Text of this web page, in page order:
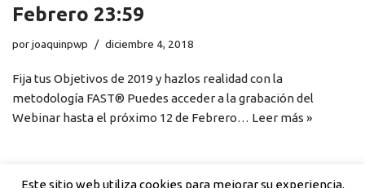
Febrero 23:59
porjoaquinpwp diciembre 4, 2018
Fija tus Objetivos de 2019 y hazlos realidad con la
metodología FAST® Puedes acceder a la grabación del
Webinar hasta el próximo 12 de Febrero… Leer más »
Este sitio web utiliza cookies para mejorar su experiencia.